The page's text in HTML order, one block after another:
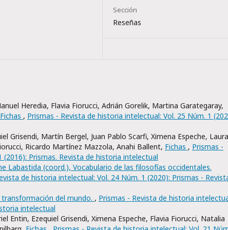
Sección
Reseñas
Heredia, Flavia Fiorucci, Adrián Gorelik, Martina Garategaray,
Fichas , Prismas - Revista de historia intelectual: Vol. 25 Núm. 1
Grisendi, Martín Bergel, Juan Pablo Scarfi, Ximena Espeche, Laura
Ricardo Martínez Mazzola, Anahi Ballent, Fichas , Prismas -
Prismas. Revista de historia intelectual
Labastida (coord.), Vocabulario de las filosofías occidentales.
de historia intelectual: Vol. 24 Núm. 1 (2020): Prismas -
del mundo. , Prismas - Revista de historia
intelectual
Entin, Ezequiel Grisendi, Ximena Espeche, Flavia Fiorucci, Natalia